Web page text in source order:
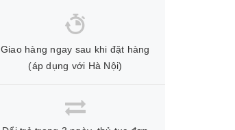
Giao hàng ngay sau khi đặt hàng
(áp dụng với Hà Nội)